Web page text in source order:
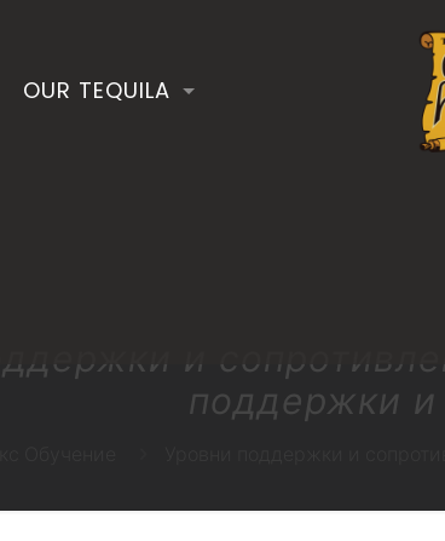
OUR TEQUILA
и
поддержки и